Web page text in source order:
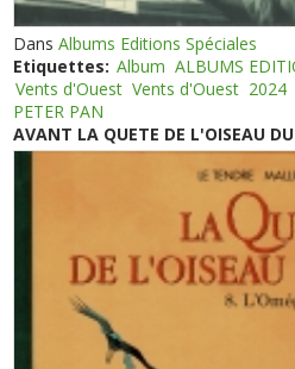
DansAlbums Editions Spéciales
Etiquettes: Album ALBUMS
Vents d'Ouest Vents d'Ouest 2024
PETER PAN
AVANT LA QUETE DE L'OISEAU